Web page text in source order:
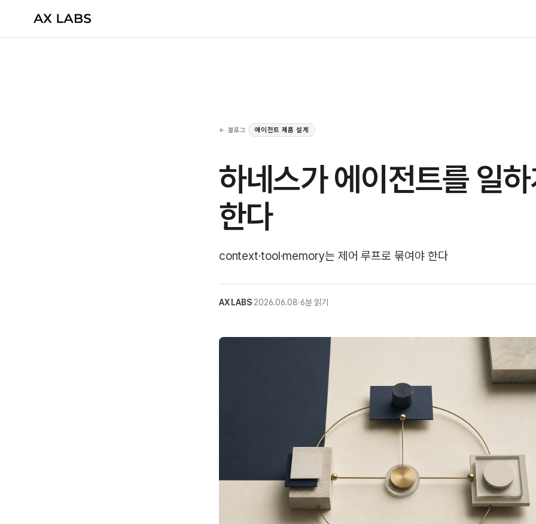
← 블로그 에이전트 제품 설계
하네스가 에이전트를 일하
한다
context·tool·memory는 제어 루프로 묶여야 한다
AX LABS·2026.06.08·6분 읽기